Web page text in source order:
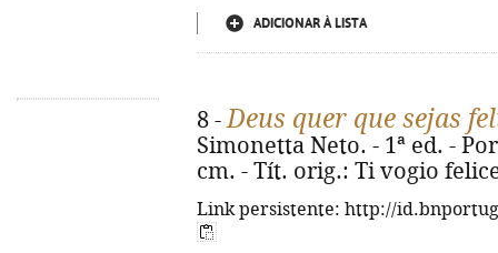
ADICIONAR À LISTA
8 -Deus quer que sejas
Simonetta Neto. - 1ª ed. -
cm. - Tít. orig.: Ti vogio
Link persistente: http://